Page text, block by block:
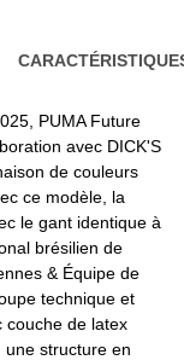
PUMA Future
avec DICK'S
de couleurs
ce modèle, la
le gant identique à
brésilien de
& Équipe de
technique et
couche de latex
structure en